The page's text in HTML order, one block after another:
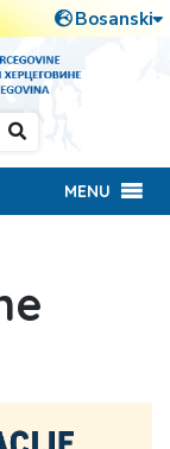
MENU